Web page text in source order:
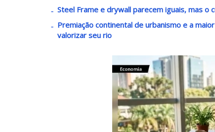
Steel Frame e drywall parecem iguais, mas o
Premiação continental de urbanismo e a
valorizar seu rio